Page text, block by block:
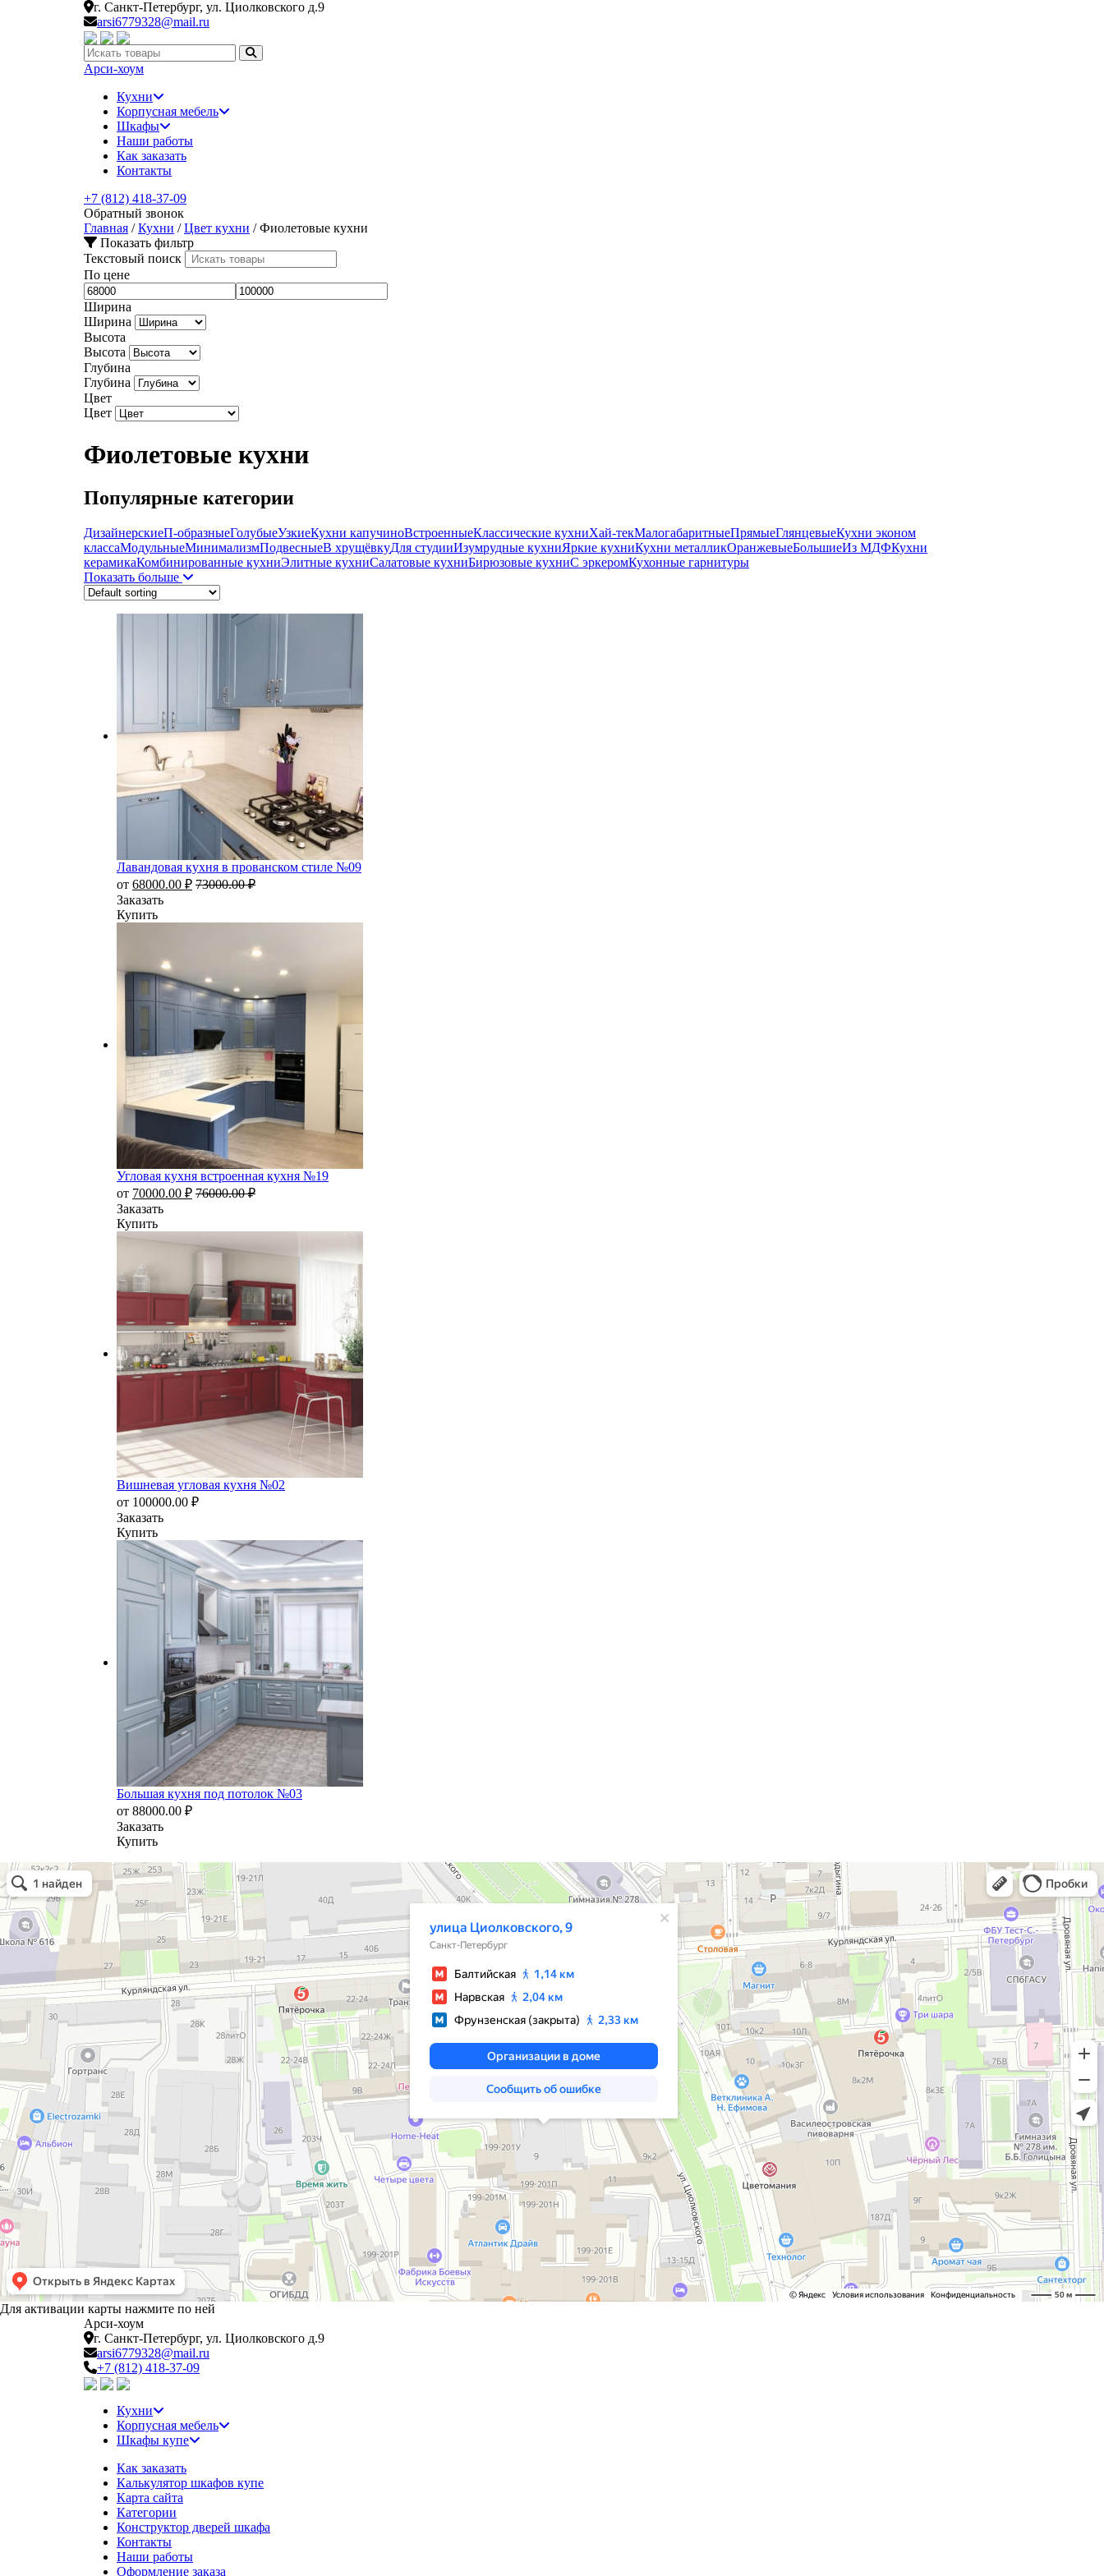
г. Санкт-Петербург, ул. Циолковского д.9
arsi6779328@mail.ru
Искать:
Арси-хоум
Кухни
Корпусная мебель
Шкафы
Наши работы
Как заказать
Контакты
+7 (812) 418-37-09
Обратный звонок
Главная /Кухни /Цвет кухни /Фиолетовые кухни
Показать фильтр
Текстовый поиск
По цене
Ширина
Ширина
Высота
Высота
Глубина
Глубина
Цвет
Цвет
Фиолетовые кухни
Популярные категории
ДизайнерскиеП-образныеГолубыеУзкиеКухни капучиноВстроенныеКлассические кухниХай-текМалогабаритныеПрямыеГлянцевыеКухни эконом
классаМодульныеМинимализмПодвесныеВ хрущёвкуДля студииИзумрудные кухниЯркие кухниКухни металликОранжевыеБольшиеИз МДФКухни
керамикаКомбинированные кухниЭлитные кухниСалатовые кухниБирюзовые кухниС эркеромКухонные гарнитуры
Показать больше
Лавандовая кухня в прованском стиле №09
от 68000.00 ₽ 73000.00₽
Заказать
Купить
Угловая кухня встроенная кухня №19
от 70000.00 ₽ 76000.00₽
Заказать
Купить
Вишневая угловая кухня №02
от 100000.00 ₽
Заказать
Купить
Большая кухня под потолок №03
от 88000.00 ₽
Заказать
Купить
Для активации карты нажмите по ней
Арси-хоум
г. Санкт-Петербург, ул. Циолковского д.9
arsi6779328@mail.ru
+7 (812) 418-37-09
Кухни
Корпусная мебель
Шкафы купе
Как заказать
Калькулятор шкафов купе
Карта сайта
Категории
Конструктор дверей шкафа
Контакты
Наши работы
Оформление заказа